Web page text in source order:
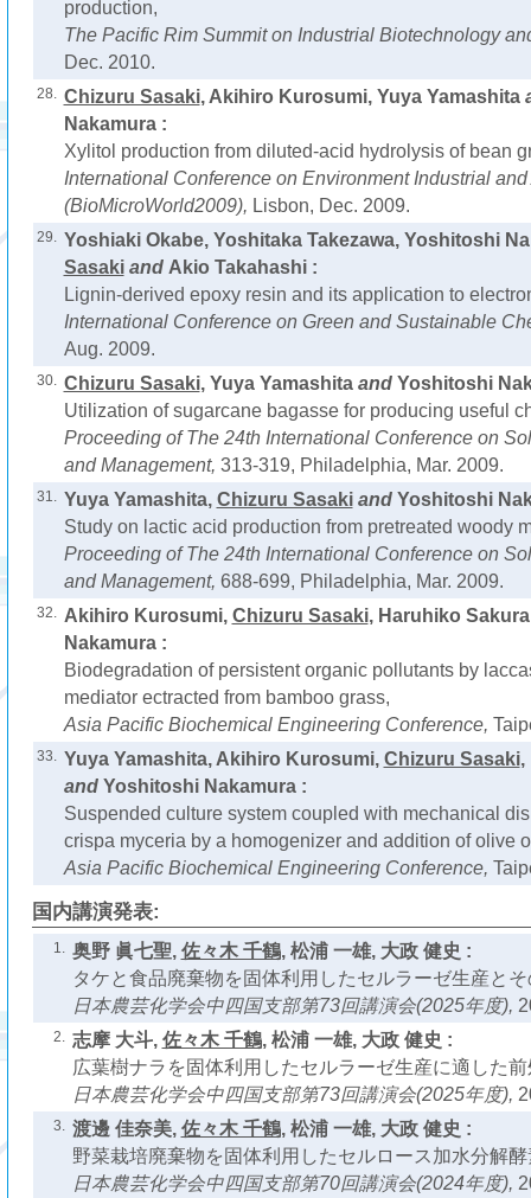
production,
The Pacific Rim Summit on Industrial Biotechnology
Dec. 2010.
28. Chizuru Sasaki, Akihiro Kurosumi, Yuya Yamashita
Nakamura :
Xylitol production from diluted-acid hydrolysis of bean
International Conference on Environment Industrial
(BioMicroWorld2009), Lisbon, Dec. 2009.
29. Yoshiaki Okabe, Yoshitaka Takezawa, Yoshitoshi
Sasakiand Akio Takahashi :
Lignin-derived epoxy resin and its application to
International Conference on Green and Sustainable
Aug. 2009.
30. Chizuru Sasaki, Yuya Yamashitaand Yoshitoshi
Utilization of sugarcane bagasse for producing useful
Proceeding of The 24th International Conference on
and Management, 313-319, Philadelphia, Mar. 2009.
31. Yuya Yamashita, Chizuru Sasakiand Yoshitoshi
Study on lactic acid production from pretreated woody
Proceeding of The 24th International Conference on
and Management, 688-699, Philadelphia, Mar. 2009.
32. Akihiro Kurosumi, Chizuru Sasaki, Haruhiko
Nakamura :
Biodegradation of persistent organic pollutants by
mediator ectracted from bamboo grass,
Asia Pacific Biochemical Engineering Conference,
33. Yuya Yamashita, Akihiro Kurosumi, Chizuru Sasaki,
and Yoshitoshi Nakamura :
Suspended culture system coupled with mechanical
crispa myceria by a homogenizer and addition of olive
Asia Pacific Biochemical Engineering Conference,
国内講演発表:
1. 奥野 眞七聖, 佐々木 千鶴, 松浦 一雄, 大政 健史 :
タケと食品廃棄物を固体利用したセルラーゼ生産と
日本農芸化学会中四国支部第73回講演会(2025年度),
2. 志摩 大斗, 佐々木 千鶴, 松浦 一雄, 大政 健史 :
広葉樹ナラを固体利用したセルラーゼ生産に適した
日本農芸化学会中四国支部第73回講演会(2025年度),
3. 渡邊 佳奈美, 佐々木 千鶴, 松浦 一雄, 大政 健史 :
野菜栽培廃棄物を固体利用したセルロース加水分解
日本農芸化学会中四国支部第70回講演会(2024年度),